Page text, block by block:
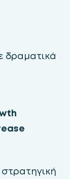
δραματικά